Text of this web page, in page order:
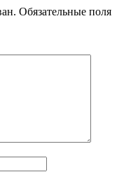
Обязательные поля